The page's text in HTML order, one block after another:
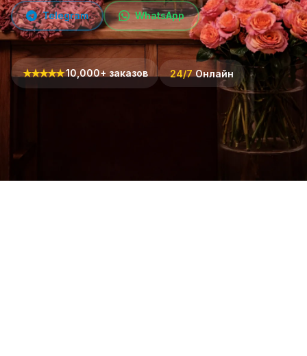
Telegram WhatsApp
★★★★★10,000+ заказов 24/7 Онлайн